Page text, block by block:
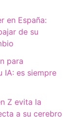
en España:
de su
para
IA: es siempre
Z evita la
a su cerebro